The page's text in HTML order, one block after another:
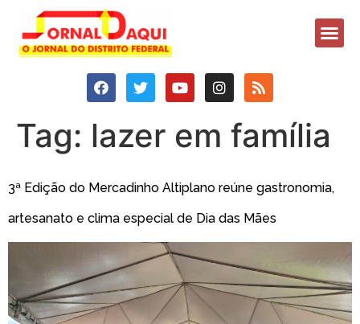
Tag: lazer em família
3ª Edição do Mercadinho Altiplano reúne gastronomia,
artesanato e clima especial de Dia das Mães